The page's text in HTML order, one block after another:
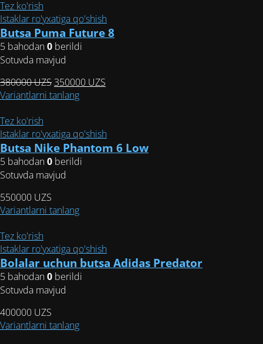
вариаций.
Опции
можно
странице
товара.
Tez ko'rish
Istaklar ro'yxatiga qo'shish
Butsa Puma Future 8
5 bahodan0 berildi
Sotuvda mavjud
380000UZS Первоначальная
цена
350000 UZS
Variantlarni tanlangЭтот
несколько
вариаций.
Опции
странице
Tez ko'rish
Istaklar ro'yxatiga qo'shish
Butsa Nike Phantom 6 Low
5 bahodan0 berildi
Sotuvda mavjud
550000 UZS
Variantlarni tanlangЭтот
несколько
вариаций.
Опции
странице
Tez ko'rish
Istaklar ro'yxatiga qo'shish
Bolalar uchun butsa Adidas Predator
5 bahodan0 berildi
Sotuvda mavjud
400000 UZS
Variantlarni tanlangЭтот